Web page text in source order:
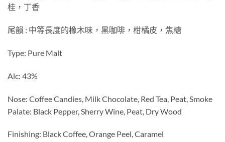
桂，丁香
尾韻 : 中等長度的橡木味，黑咖啡，柑橘皮，焦糖
Type: Pure Malt
Alc: 43%
Nose: Coffee Candies, Milk Chocolate, Red Tea, Peat, Smoke
Palate: Black Pepper, Sherry Wine, Peat, Dry Wood
Finishing: Black Coffee, Orange Peel, Caramel